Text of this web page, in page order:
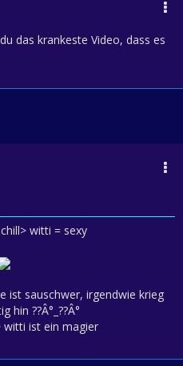
das krankeste Video, dass es
witti = sexy
ist sauschwer, irgendwie krieg
hin ??Â°_??Â°
witti ist ein magier